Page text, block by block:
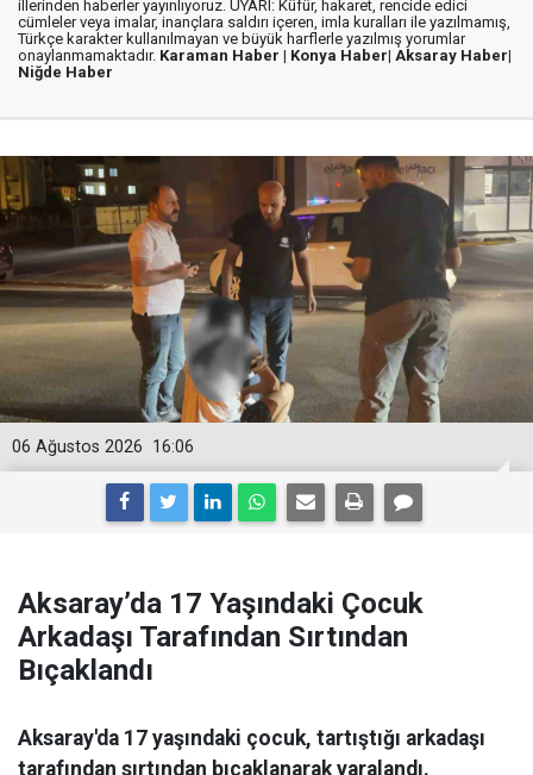
illerinden haberler yayınlıyoruz. UYARI: Küfür, hakaret, rencide edici
cümleler veya imalar, inançlara saldırı içeren, imla kuralları ile yazılmamış,
Türkçe karakter kullanılmayan ve büyük harflerle yazılmış yorumlar
onaylanmamaktadır. Karaman Haber | Konya Haber| Aksaray Haber|
Niğde Haber
16:06
06 Ağustos 2026
Aksaray’da 17 Yaşındaki Çocuk
Arkadaşı Tarafından Sırtından
Bıçaklandı
Aksaray'da 17 yaşındaki çocuk, tartıştığı arkadaşı
tarafından sırtından bıçaklanarak yaralandı.